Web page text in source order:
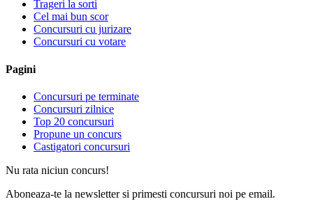
Trageri la sorti
Cel mai bun scor
Concursuri cu jurizare
Concursuri cu votare
Pagini
Concursuri pe terminate
Concursuri zilnice
Top 20 concursuri
Propune un concurs
Castigatori concursuri
Nu rata niciun concurs!
Aboneaza-te la newsletter si primesti concursuri noi pe email.